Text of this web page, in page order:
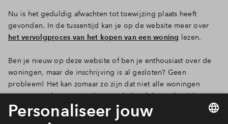
Nu is het geduldig afwachten tot toewijzing plaats heeft
gevonden. In de tussentijd kan je op de website meer over
het vervolgproces van het kopen van een woning lezen.
Ben je nieuw op deze website of ben je enthousiast over de
woningen, maar de inschrijving is al gesloten? Geen
probleem! Het kan zomaar zo zijn dat niet alle woningen
toegewezen kunnen worden aan de kandidaten die zich
gemeld hebben of dat er geen reservekandidaten zijn. Ook al
is de inschrijving gesloten, meld je dan toch aan als